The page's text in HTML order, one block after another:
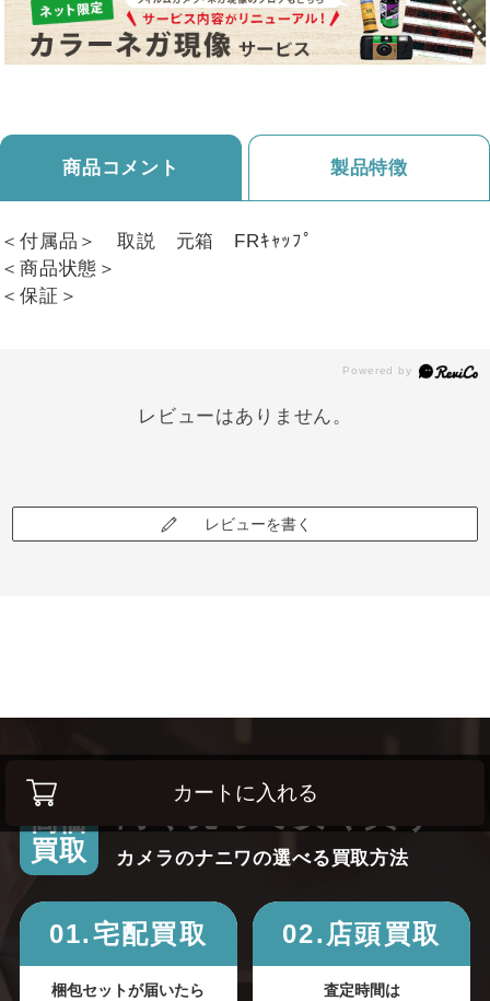
カートに入れる
商品コメント 製品特徴
＜付属品＞ 取説 元箱 FRｷｬｯﾌﾟ
＜商品状態＞
＜保証＞
レビューはありません。
レビューを書く
高価
買取
高く売って安く買う！
カメラのナニワの選べる買取方法
01.宅配買取
梱包セットが届いたら
02.店頭買取
査定時間は